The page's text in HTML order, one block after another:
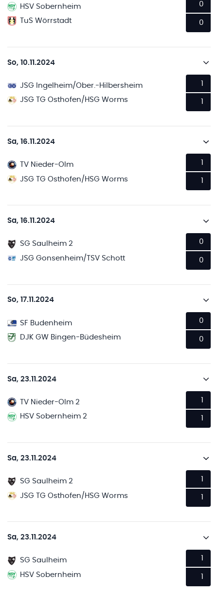
HSV Sobernheim
TuS Wörrstadt
0
0
So, 10.11.2024
JSG Ingelheim/Ober.-Hilbersheim
JSG TG Osthofen/HSG Worms
1
Sa, 16.11.2024
TV Nieder-Olm
JSG TG Osthofen/HSG Worms
Sa, 16.11.2024
SG Saulheim 2
JSG Gonsenheim/TSV Schott
0
0
So, 17.11.2024
SF Budenheim
DJK GW Bingen-Büdesheim
0
0
Sa, 23.11.2024
TV Nieder-Olm 2
HSV Sobernheim 2
1
Sa, 23.11.2024
SG Saulheim 2
JSG TG Osthofen/HSG Worms
Sa, 23.11.2024
SG Saulheim
HSV Sobernheim
1